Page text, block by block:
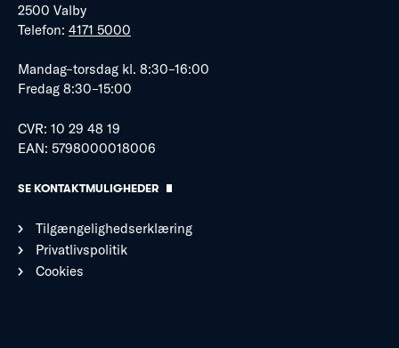
2500 Valby
Telefon: 4171 5000
Mandag–torsdag kl. 8:30–16:00
Fredag 8:30–15:00
CVR: 10 29 48 19
EAN: 5798000018006
SE KONTAKTMULIGHEDER
Tilgængelighedserklæring
Privatlivspolitik
Cookies